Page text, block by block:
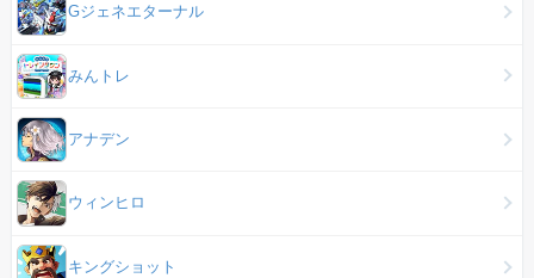
Gジェネエターナル
みんトレ
アナデン
ウィンヒロ
キングショット